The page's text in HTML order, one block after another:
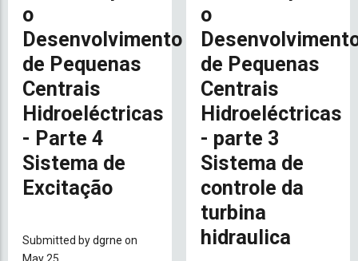
Pequenas
Centrais
Hidroeléctricas
-
5
Válvulas
principais
o
Desenvolvimento
de Pequenas
Centrais
Hidroeléctricas
- Parte 4
Sistema de
Excitação
Submitted bydgrne on
o
de Pequenas
Centrais
Hidroeléctricas
- parte 3
Sistema de
controle da
turbina
hidraulica